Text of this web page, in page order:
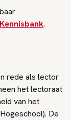
.
rede als lector
het lectoraat
van het
De